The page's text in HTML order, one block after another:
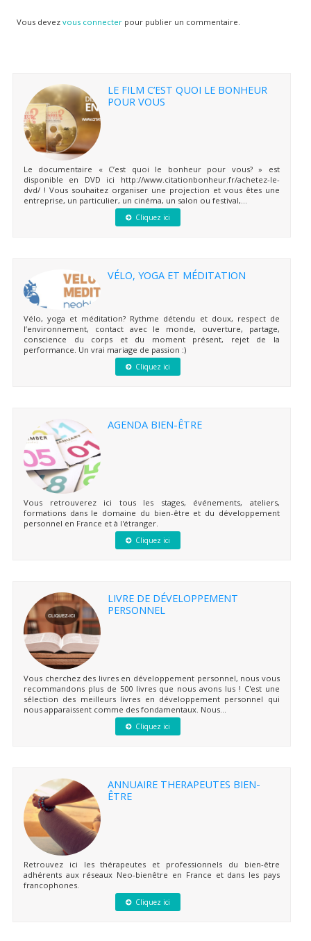
Vous devez vous connecterpour publier un commentaire.
LE FILM C’EST QUOI LE BONHEUR
POUR VOUS
Le documentaire « C’est quoi le bonheur pour vous? » est
disponible en DVD ici http://www.citationbonheur.fr/achetez-le-
dvd/ ! Vous souhaitez organiser une projection et vous êtes une
entreprise, un particulier, un cinéma, un salon ou festival,...
Cliquez ici
VÉLO, YOGA ET MÉDITATION
Vélo, yoga et méditation? Rythme détendu et doux, respect de
l’environnement, contact avec le monde, ouverture, partage,
conscience du corps et du moment présent, rejet de la
performance. Un vrai mariage de passion :)
Cliquez ici
AGENDA BIEN-ÊTRE
Vous retrouverez ici tous les stages, événements, ateliers,
formations dans le domaine du bien-être et du développement
personnel en France et à l'étranger.
Cliquez ici
LIVRE DE DÉVELOPPEMENT
PERSONNEL
Vous cherchez des livres en développement personnel, nous vous
recommandons plus de 500 livres que nous avons lus ! C'est une
sélection des meilleurs livres en développement personnel qui
nous apparaissent comme des fondamentaux. Nous...
Cliquez ici
ANNUAIRE THERAPEUTES BIEN-
ÊTRE
Retrouvez ici les thérapeutes et professionnels du bien-être
adhérents aux réseaux Neo-bienêtre en France et dans les pays
francophones.
Cliquez ici